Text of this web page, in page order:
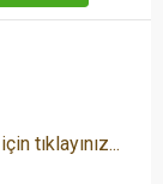
tıklayınız...